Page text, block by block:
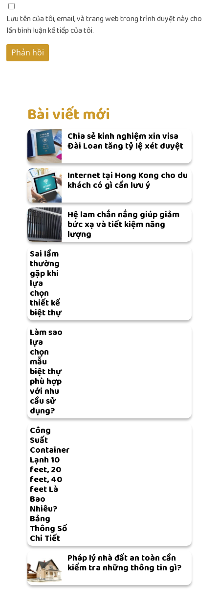
Lưu tên của tôi, email, và trang web trong trình duyệt này cho
lần bình luận kế tiếp của tôi.
Bài viết mới
Chia sẻ kinh nghiệm xin visa
Đài Loan tăng tỷ lệ xét duyệt
Internet tại Hong Kong cho du
khách có gì cần lưu ý
Hệ lam chắn nắng giúp giảm
bức xạ và tiết kiệm năng
lượng
Sai lầm
thường
gặp khi
lựa
chọn
thiết kế
biệt thự
Làm sao
lựa
chọn
mẫu
biệt thự
phù hợp
với nhu
cầu sử
dụng?
Công
Suất
Container
Lạnh 10
feet, 20
feet, 40
feet Là
Bao
Nhiêu?
Bảng
Thông Số
Chi Tiết
Pháp lý nhà đất an toàn cần
kiểm tra những thông tin gì?